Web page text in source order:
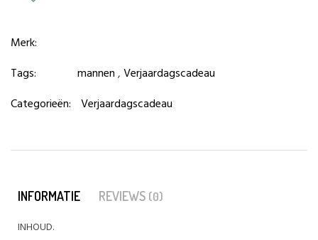
Merk:
Tags:
mannen,Verjaardagscadeau
Categorieën: Verjaardagscadeau
INFORMATIE REVIEWS (0)
INHOUD.